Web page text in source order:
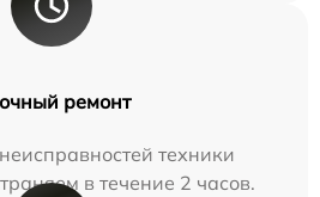
ремонт
техники
в течение 2 часов.